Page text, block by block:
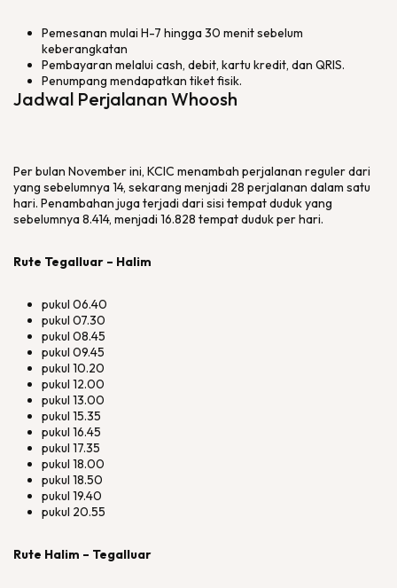
Pemesanan mulai H-7 hingga 30 menit sebelum
keberangkatan
Pembayaran melalui cash, debit, kartu kredit, dan QRIS.
Penumpang mendapatkan tiket fisik.
Jadwal Perjalanan Whoosh
Per bulan November ini, KCIC menambah perjalanan reguler dari
yang sebelumnya 14, sekarang menjadi 28 perjalanan dalam satu
hari. Penambahan juga terjadi dari sisi tempat duduk yang
sebelumnya 8.414, menjadi 16.828 tempat duduk per hari.
Rute Tegalluar – Halim
pukul 06.40
pukul 07.30
pukul 08.45
pukul 09.45
pukul 10.20
pukul 12.00
pukul 13.00
pukul 15.35
pukul 16.45
pukul 17.35
pukul 18.00
pukul 18.50
pukul 19.40
pukul 20.55
Rute Halim – Tegalluar